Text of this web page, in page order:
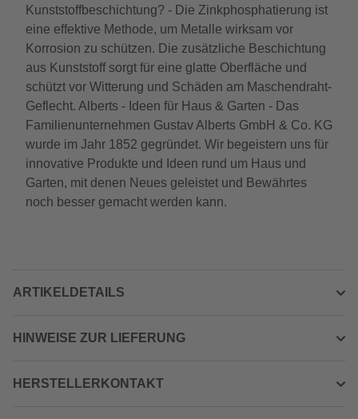
Kunststoffbeschichtung? - Die Zinkphosphatierung ist
eine effektive Methode, um Metalle wirksam vor
Korrosion zu schützen. Die zusätzliche Beschichtung
aus Kunststoff sorgt für eine glatte Oberfläche und
schützt vor Witterung und Schäden am Maschendraht-
Geflecht. Alberts - Ideen für Haus & Garten - Das
Familienunternehmen Gustav Alberts GmbH & Co. KG
wurde im Jahr 1852 gegründet. Wir begeistern uns für
innovative Produkte und Ideen rund um Haus und
Garten, mit denen Neues geleistet und Bewährtes
noch besser gemacht werden kann.
ARTIKELDETAILS
HINWEISE ZUR LIEFERUNG
HERSTELLERKONTAKT